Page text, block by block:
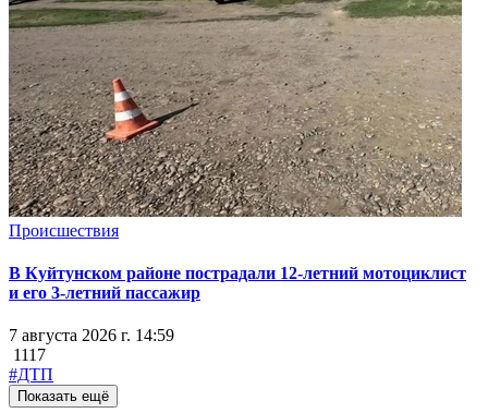
Происшествия
В Куйтунском районе пострадали 12-летний мотоциклист
и его 3-летний пассажир
7 августа 2026 г. 14:59
1117
#ДТП
Показать ещё